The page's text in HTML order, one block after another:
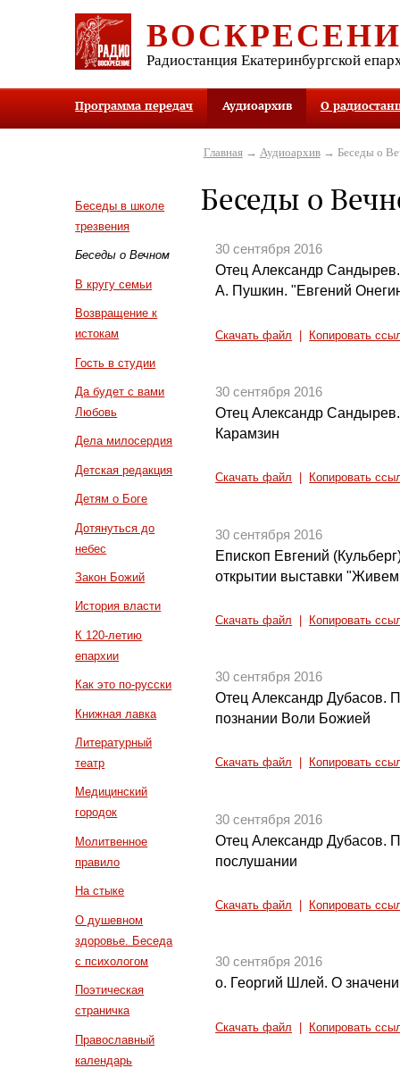
Радиостанция Екатеринбургской
Программа передач Аудиоархив О
Беседы в школе
трезвения
Беседы о Вечном
В кругу семьи
Возвращение к
истокам
Гость в студии
Да будет с вами
Любовь
Дела милосердия
Детская редакция
Детям о Боге
Дотянуться до
небес
Закон Божий
История власти
К 120-летию
епархии
Как это по-русски
Книжная лавка
Литературный
театр
Медицинский
городок
Молитвенное
правило
На стыке
О душевном
здоровье. Беседа
с психологом
Поэтическая
страничка
Православный
календарь
Главная→ Аудиоархив→ Беседы о
Беседы о
30 сентября 2016
Отец Александр
А. Пушкин. "Евгений
Скачать файл Копировать
30 сентября 2016
Отец Александр
Карамзин
Скачать файл Копировать
30 сентября 2016
Епископ Евгений
открытии выставки "Живем
Скачать файл Копировать
30 сентября 2016
Отец Александр Дубасов.
познании Воли Божией
Скачать файл Копировать
30 сентября 2016
Отец Александр Дубасов.
послушании
Скачать файл Копировать
30 сентября 2016
о. Георгий Шлей. О
Скачать файл Копировать